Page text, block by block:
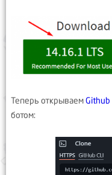
Теперь открываемGithub
ботом: